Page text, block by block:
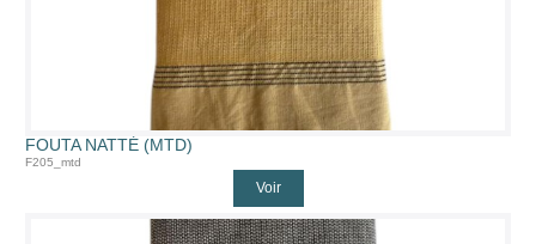
FOUTA NATTÉ (MTD)
F205_mtd
Voir